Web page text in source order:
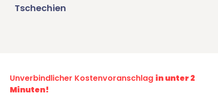
Tschechien
Unverbindlicher Kostenvoranschlag in unter 2
Minuten!